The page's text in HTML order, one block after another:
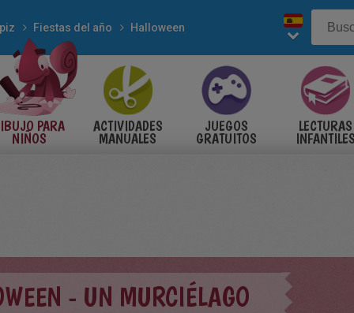
Fiestas del año Halloween
PARA
NIÑOS
ACTIVIDADES
MANUALES
JUEGOS
GRATUITOS
LECTURAS
- UN MURCIÉLAGO